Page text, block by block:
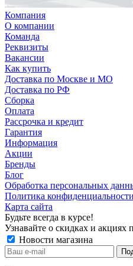
Компания
О компании
Команда
Реквизиты
Вакансии
Как купить
Доставка по Москве и МО
Доставка по РФ
Сборка
Оплата
Рассрочка и кредит
Гарантия
Информация
Акции
Бренды
Блог
Обработка персональных
Политика конфиденциальности
Карта сайта
Будьте всегда в курсе!
Узнавайте о скидках и акциях
Новости магазина